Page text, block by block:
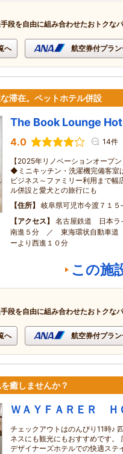
段を自由に組み合わせたおトクな
へ 航空券付プラ
滞在。ペットホテル併設
The Book Lounge
4.0 14件
【2025年リノベーションオープ
◆ミニキッチン・洗濯機完備客室
ビジネス～ファミリー利用まで幅
ル併設と愛犬との旅行にも
住所
岐阜県可児市今渡７１５
アクセス
名古屋鉄道 日本
南進５分 ／ 東海環状自動車道
ーより西進１０分
この施
段を自由に組み合わせたおトクな
へ 航空券付プラ
癒しませんか？
ＷＡＹＦＡＲＥＲ Ｈ
チェックアウトはのんびり11時♪
ネスにも観光にもおすすめです。
デザイナーズホテルでの快適ステ